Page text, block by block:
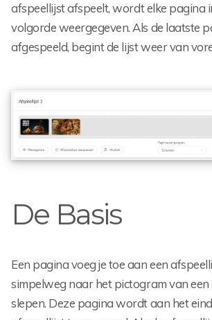
afspeellijst afspeelt, wordt elke pagina
volgorde weergegeven. Als de laatste
afgespeeld, begint de lijst weer van
De Basis
Een pagina voeg je toe aan een
simpelweg naar het pictogram van een
slepen. Deze pagina wordt aan het